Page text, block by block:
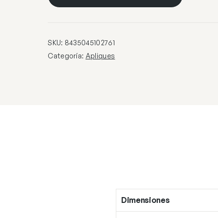
1
27
+
SKU: 8435045102761
Categoría: Apliques
Dimensiones